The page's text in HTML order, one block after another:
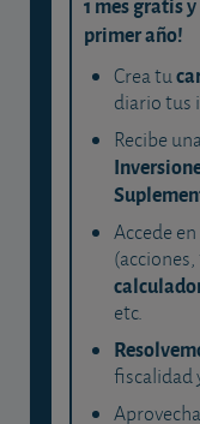
primer año!
Crea tu
diario tus
Recibe
Accede
(acciones,
etc.
fiscalidad